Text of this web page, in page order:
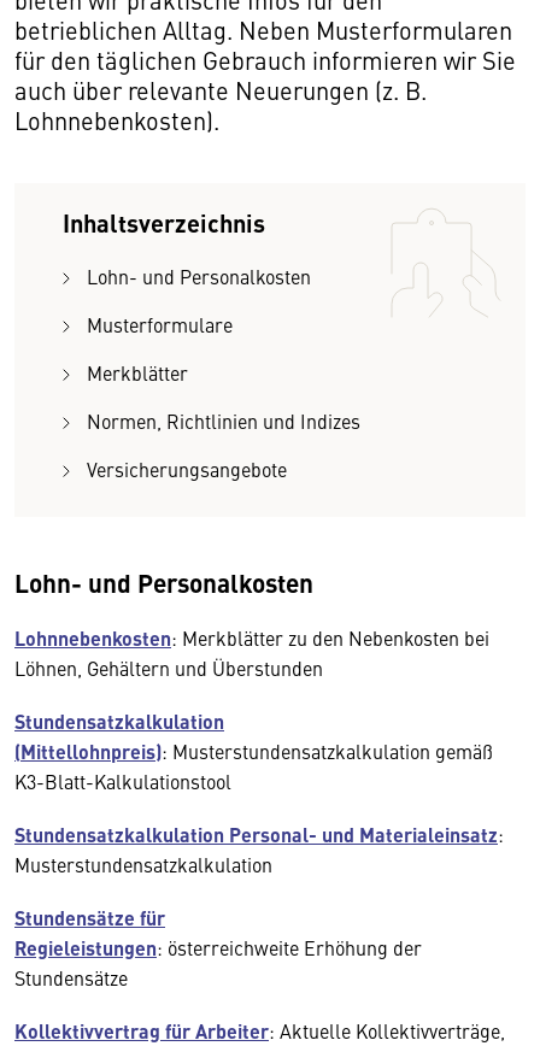
betrieblichen Alltag. Neben Musterformularen
für den täglichen Gebrauch informieren wir Sie
auch über relevante Neuerungen (z. B.
Lohnnebenkosten).
Inhaltsverzeichnis
Lohn- und Personalkosten
Musterformulare
Merkblätter
Normen, Richtlinien und Indizes
Versicherungsangebote
Lohn- und Personalkosten
Lohnnebenkosten: Merkblätter zu den Nebenkosten bei
Löhnen, Gehältern und Überstunden
Stundensatzkalkulation
(Mittellohnpreis): Musterstundensatzkalkulation gemäß
K3-Blatt-Kalkulationstool
Stundensatzkalkulation Personal- und Materialeinsatz:
Musterstundensatzkalkulation
Stundensätze für
Regieleistungen: österreichweite Erhöhung der
Stundensätze
Kollektivvertrag für Arbeiter: Aktuelle Kollektivverträge,